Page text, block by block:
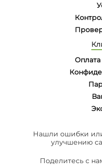
Нашли ошибки
улучшению
Поделитесь с